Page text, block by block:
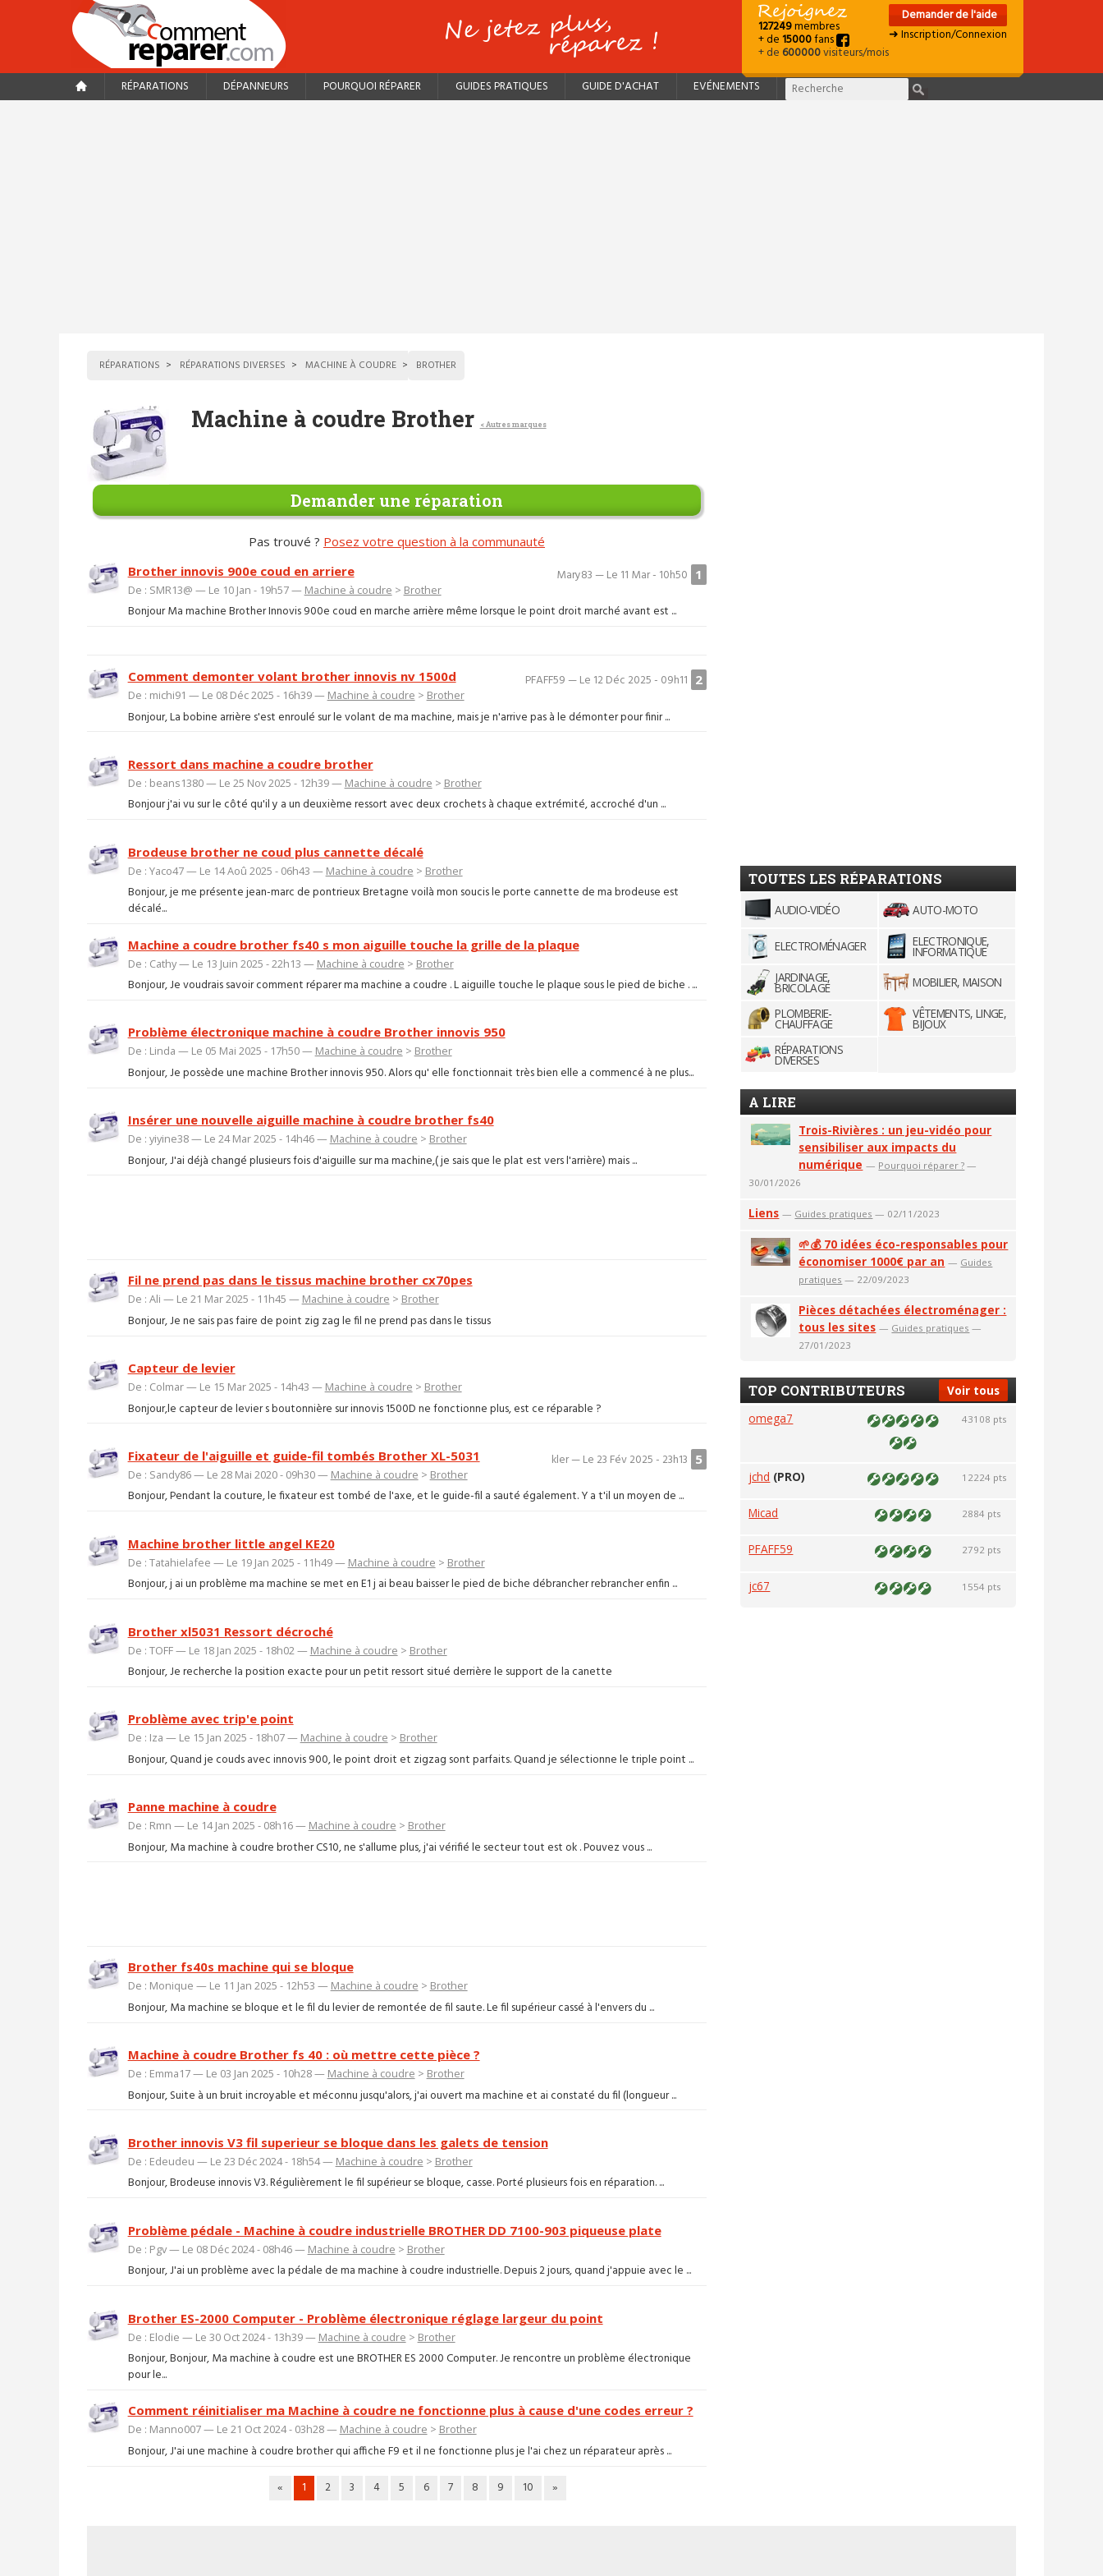
127249membres
+ de15000fans
+ de600000visiteurs/mois
Demander de l'aide
➜ Inscription/Connexion
RÉPARATIONS DÉPANNEURS POURQUOI RÉPARER GUIDES PRATIQUES GUIDE D'ACHAT EVÉNEMENTS
RÉPARATIONS RÉPARATIONS DIVERSES MACHINE À COUDRE BROTHER
Machine à coudre Brother < Autres marques
Demander une réparation
Pas trouvé ? Posez votre question à la communauté
1
Mary83 — Le 11 Mar - 10h50
Brother innovis 900e coud en arriere
De : SMR13@ — Le 10 Jan - 19h57 — Machine à coudre > Brother
Bonjour Ma machine Brother Innovis 900e coud en marche arrière même lorsque le point droit marché avant est ...
2
PFAFF59 — Le 12 Déc 2025 - 09h11
Comment demonter volant brother innovis nv 1500d
De : michi91 — Le 08 Déc 2025 - 16h39 — Machine à coudre > Brother
Bonjour, La bobine arrière s'est enroulé sur le volant de ma machine, mais je n'arrive pas à le démonter pour finir ...
Ressort dans machine a coudre brother
De : beans1380 — Le 25 Nov 2025 - 12h39 — Machine à coudre > Brother
Bonjour j'ai vu sur le côté qu'il y a un deuxième ressort avec deux crochets à chaque extrémité, accroché d'un ...
Brodeuse brother ne coud plus cannette décalé
De : Yaco47 — Le 14 Aoû 2025 - 06h43 — Machine à coudre > Brother
Bonjour, je me présente jean-marc de pontrieux Bretagne voilà mon soucis le porte cannette de ma brodeuse est
décalé...
Machine a coudre brother fs40 s mon aiguille touche la grille de la plaque
De : Cathy — Le 13 Juin 2025 - 22h13 — Machine à coudre > Brother
Bonjour, Je voudrais savoir comment réparer ma machine a coudre . L aiguille touche le plaque sous le pied de biche . ...
Problème électronique machine à coudre Brother innovis 950
De : Linda — Le 05 Mai 2025 - 17h50 — Machine à coudre > Brother
Bonjour, Je possède une machine Brother innovis 950. Alors qu' elle fonctionnait très bien elle a commencé à ne plus...
Insérer une nouvelle aiguille machine à coudre brother fs40
De : yiyine38 — Le 24 Mar 2025 - 14h46 — Machine à coudre > Brother
Bonjour, J'ai déjà changé plusieurs fois d'aiguille sur ma machine,( je sais que le plat est vers l'arrière) mais ...
Fil ne prend pas dans le tissus machine brother cx70pes
De : Ali — Le 21 Mar 2025 - 11h45 — Machine à coudre > Brother
Bonjour, Je ne sais pas faire de point zig zag le fil ne prend pas dans le tissus
Capteur de levier
De : Colmar — Le 15 Mar 2025 - 14h43 — Machine à coudre > Brother
Bonjour,le capteur de levier s boutonnière sur innovis 1500D ne fonctionne plus, est ce réparable ?
5
kler — Le 23 Fév 2025 - 23h13
Fixateur de l'aiguille et guide-fil tombés Brother XL-5031
De : Sandy86 — Le 28 Mai 2020 - 09h30 — Machine à coudre > Brother
Bonjour, Pendant la couture, le fixateur est tombé de l'axe, et le guide-fil a sauté également. Y a t'il un moyen de ...
Machine brother little angel KE20
De : Tatahielafee — Le 19 Jan 2025 - 11h49 — Machine à coudre > Brother
Bonjour, j ai un problème ma machine se met en E1 j ai beau baisser le pied de biche débrancher rebrancher enfin ...
Brother xl5031 Ressort décroché
De : TOFF — Le 18 Jan 2025 - 18h02 — Machine à coudre > Brother
Bonjour, Je recherche la position exacte pour un petit ressort situé derrière le support de la canette
Problème avec trip'e point
De : Iza — Le 15 Jan 2025 - 18h07 — Machine à coudre > Brother
Bonjour, Quand je couds avec innovis 900, le point droit et zigzag sont parfaits. Quand je sélectionne le triple point ...
Panne machine à coudre
De : Rmn — Le 14 Jan 2025 - 08h16 — Machine à coudre > Brother
Bonjour, Ma machine à coudre brother CS10, ne s'allume plus, j'ai vérifié le secteur tout est ok . Pouvez vous ...
Brother fs40s machine qui se bloque
De : Monique — Le 11 Jan 2025 - 12h53 — Machine à coudre > Brother
Bonjour, Ma machine se bloque et le fil du levier de remontée de fil saute. Le fil supérieur cassé à l'envers du ...
Machine à coudre Brother fs 40 : où mettre cette pièce ?
De : Emma17 — Le 03 Jan 2025 - 10h28 — Machine à coudre > Brother
Bonjour, Suite à un bruit incroyable et méconnu jusqu'alors, j'ai ouvert ma machine et ai constaté du fil (longueur ...
Brother innovis V3 fil superieur se bloque dans les galets de tension
De : Edeudeu — Le 23 Déc 2024 - 18h54 — Machine à coudre > Brother
Bonjour, Brodeuse innovis V3. Régulièrement le fil supérieur se bloque, casse. Porté plusieurs fois en réparation. ...
Problème pédale - Machine à coudre industrielle BROTHER DD 7100-903 piqueuse plate
De : Pgv — Le 08 Déc 2024 - 08h46 — Machine à coudre > Brother
Bonjour, J'ai un problème avec la pédale de ma machine à coudre industrielle. Depuis 2 jours, quand j'appuie avec le ...
Brother ES-2000 Computer - Problème électronique réglage largeur du point
De : Elodie — Le 30 Oct 2024 - 13h39 — Machine à coudre > Brother
Bonjour, Bonjour, Ma machine à coudre est une BROTHER ES 2000 Computer. Je rencontre un problème électronique
pour le...
Comment réinitialiser ma Machine à coudre ne fonctionne plus à cause d'une codes erreur ?
De : Manno007 — Le 21 Oct 2024 - 03h28 — Machine à coudre > Brother
Bonjour, J'ai une machine à coudre brother qui affiche F9 et il ne fonctionne plus je l'ai chez un réparateur après ...
« 1 2 3 4 5 6 7 8 9 10 »
TOUTES LES RÉPARATIONS
AUDIO-VIDÉO AUTO-MOTO
ELECTROMÉNAGER ELECTRONIQUE,
INFORMATIQUE
JARDINAGE,
BRICOLAGE
MOBILIER, MAISON
PLOMBERIE-
CHAUFFAGE
VÊTEMENTS, LINGE,
BIJOUX
RÉPARATIONS
DIVERSES
A LIRE
Trois-Rivières : un jeu-vidéo pour
sensibiliser aux impacts du
numérique — Pourquoi réparer ? —
30/01/2026
Liens — Guides pratiques — 02/11/2023
🌱💰 70 idées éco-responsables pour
économiser 1000€ par an — Guides
pratiques — 22/09/2023
Pièces détachées électroménager :
tous les sites — Guides pratiques —
27/01/2023
Voir tous
TOP CONTRIBUTEURS
omega7 43108 pts
jchd (PRO) 12224 pts
Micad 2884 pts
PFAFF59 2792 pts
jc67 1554 pts